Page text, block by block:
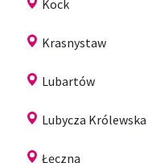
Kock
Krasnystaw
Lubartów
Lubycza Królewska
Łęczna